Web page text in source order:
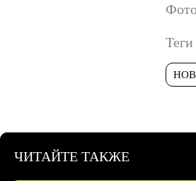
Теги
ЧИТАЙТЕ ТАКЖЕ